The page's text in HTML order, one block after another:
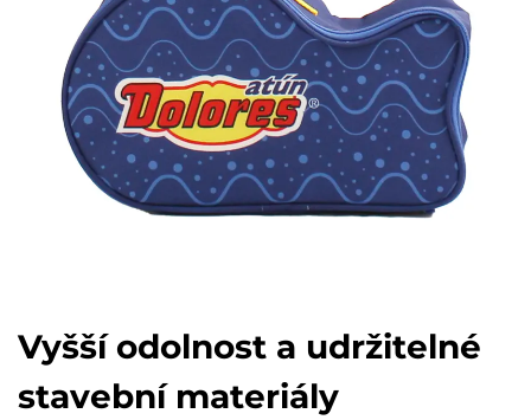
Vyšší odolnost a udržitelné
stavební materiály